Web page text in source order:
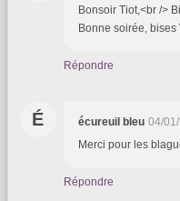
Bonsoir Tiot,<br />
Bonne soirée, bises
Répondre
É écureuil bleu 04/
Merci pour les
Répondre